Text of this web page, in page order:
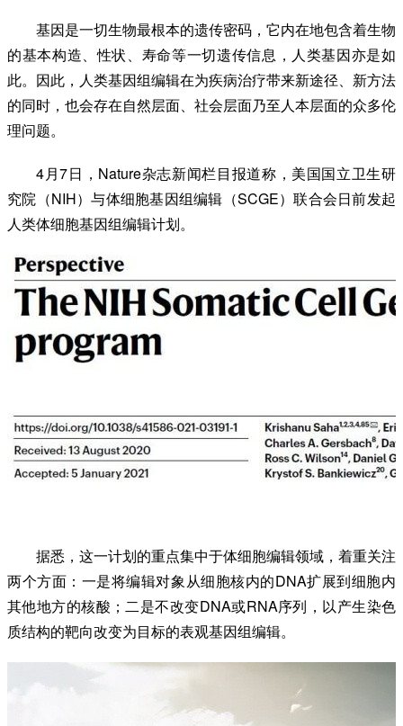
基因是一切生物最根本的遗传密码，它内在地包含着生物
的基本构造、性状、寿命等一切遗传信息，人类基因亦是如
此。因此，人类基因组编辑在为疾病治疗带来新途径、新方法
的同时，也会存在自然层面、社会层面乃至人本层面的众多伦
理问题。
4月7日，Nature杂志新闻栏目报道称，美国国立卫生研
究院（NIH）与体细胞基因组编辑（SCGE）联合会日前发起
人类体细胞基因组编辑计划。
据悉，这一计划的重点集中于体细胞编辑领域，着重关注
两个方面：一是将编辑对象从细胞核内的DNA扩展到细胞内
其他地方的核酸；二是不改变DNA或RNA序列，以产生染色
质结构的靶向改变为目标的表观基因组编辑。